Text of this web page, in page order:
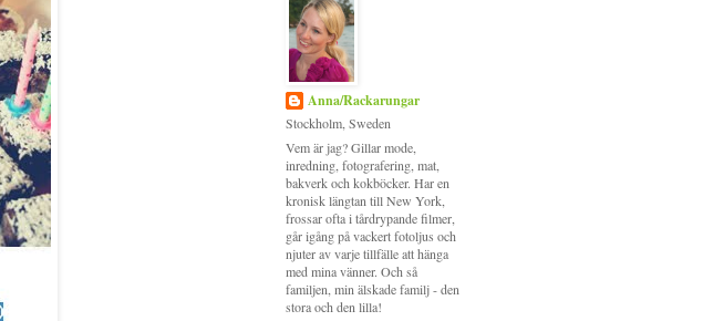
Anna/Rackarungar
Stockholm, Sweden
Vem är jag? Gillar mode,
inredning, fotografering, mat,
bakverk och kokböcker. Har en
kronisk längtan till New York,
frossar ofta i tårdrypande filmer,
går igång på vackert fotoljus och
njuter av varje tillfälle att hänga
med mina vänner. Och så
familjen, min älskade familj - den
stora och den lilla!